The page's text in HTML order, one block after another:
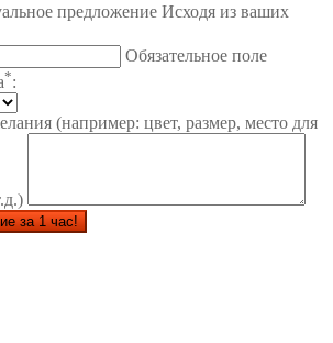
предложение Исходя из ваших
Обязательное поле
*:
(например: цвет, размер, место для
за 1 час!